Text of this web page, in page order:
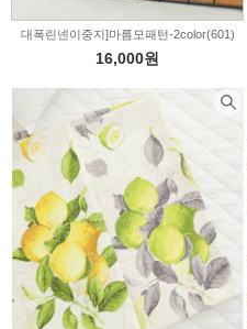
대폭린넨이중지]마름모패턴-2color(601)
16,000원